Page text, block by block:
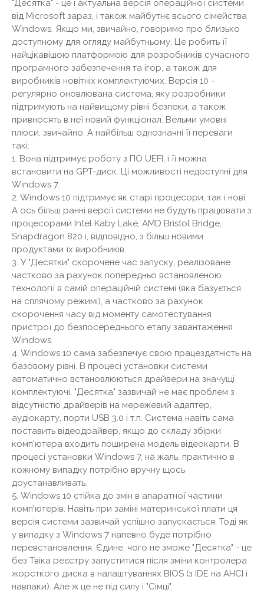
"Десятка" - це і актуальна версія операційної системи
від Microsoft зараз, і також майбутнє всього сімейства
Windows. Якщо ми, звичайно, говоримо про близько
доступному для огляду майбутньому. Це робить її
найцікавішою платформою для розробників сучасного
програмного забезпечення та ігор, а також для
виробників новітніх комплектуючих. Версія 10 -
регулярно оновлювана система, яку розробники
підтримують на найвищому рівні безпеки, а також
привносять в неї новий функціонал. Вельми умовні
плюси, звичайно. А найбільш однозначні її переваги
такі:
1. Вона підтримує роботу з ПО UEFI, і її можна
встановити на GPT-диск. Ці можливості недоступні для
Windows 7.
2. Windows 10 підтримує як старі процесори, так і нові.
А ось більш ранні версії системи не будуть працювати з
процесорами Intel Kaby Lake, AMD Bristol Bridge,
Snapdragon 820 і, відповідно, з більш новими
продуктами їх виробників.
3. У "Десятки" скорочене час запуску, реалізоване
частково за рахунок попередньо встановленою
технології в самій операційній системі (яка базується
на сплячому режимі), а частково за рахунок
скорочення часу від моменту самотестування
пристрої до безпосереднього етапу завантаження
Windows.
4. Windows 10 сама забезпечує свою працездатність на
базовому рівні. В процесі установки системи
автоматично встановлюються драйвери на значущі
комплектуючі. "Десятка" зазвичай не має проблем з
відсутністю драйверів на мережевий адаптер,
аудіокарту, порти USB 3.0 і т.п. Система навіть сама
поставить відеодрайвер, якщо до складу збірки
комп'ютера входить поширена модель відеокарти. В
процесі установки Windows 7, на жаль, практично в
кожному випадку потрібно вручну щось
доустанавливать.
5. Windows 10 стійка до змін в апаратної частини
комп'ютерів. Навіть при заміні материнської плати ця
версія системи зазвичай успішно запускається. Тоді як
у випадку з Windows 7 напевно буде потрібно
перевстановлення. Єдине, чого не зможе "Десятка" - це
без Твіка реєстру запуститися після зміни контролера
жорсткого диска в налаштуваннях BIOS (з IDE на AHCI і
навпаки). Але ж це не під силу і "Сімці".